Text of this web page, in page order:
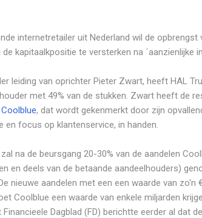
internetretailer uit Nederland wil de opbrengst
kapitaalkpositie te versterken na ´aanzienlijke
leiding van oprichter Pieter Zwart, heeft HAL
met 49% van de stukken. Zwart heeft de
Coolblue, dat wordt gekenmerkt door zijn
en focus op klantenservice, in handen.
na de beursgang 20-30% van de aandelen
en deels van de betaande aandeelhouders)
nieuwe aandelen met een een waarde van zo'n
Coolblue een waarde van enkele miljarden
Dagblad (FD) berichtte eerder al dat